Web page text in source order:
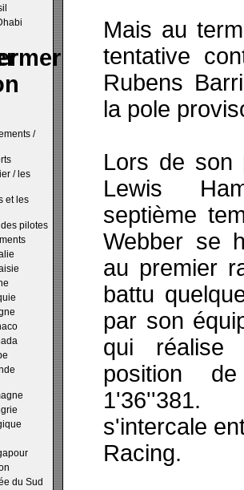
/
/ les
et les
pilotes
du Sud
Mais au
tentative
Rubens
la pole
Lors de son
Lewis
septième
Webber se
au premier
battu
par son
qui réalise
position
1'36''381.
s'intercale
Racing.